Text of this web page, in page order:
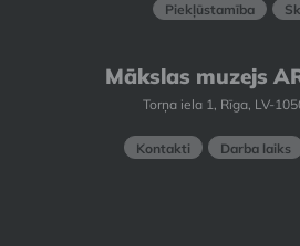
Piekļūstamība
Mākslas muzejs
Torņa iela 1, Rīga, LV-
Kontakti Darba laiks